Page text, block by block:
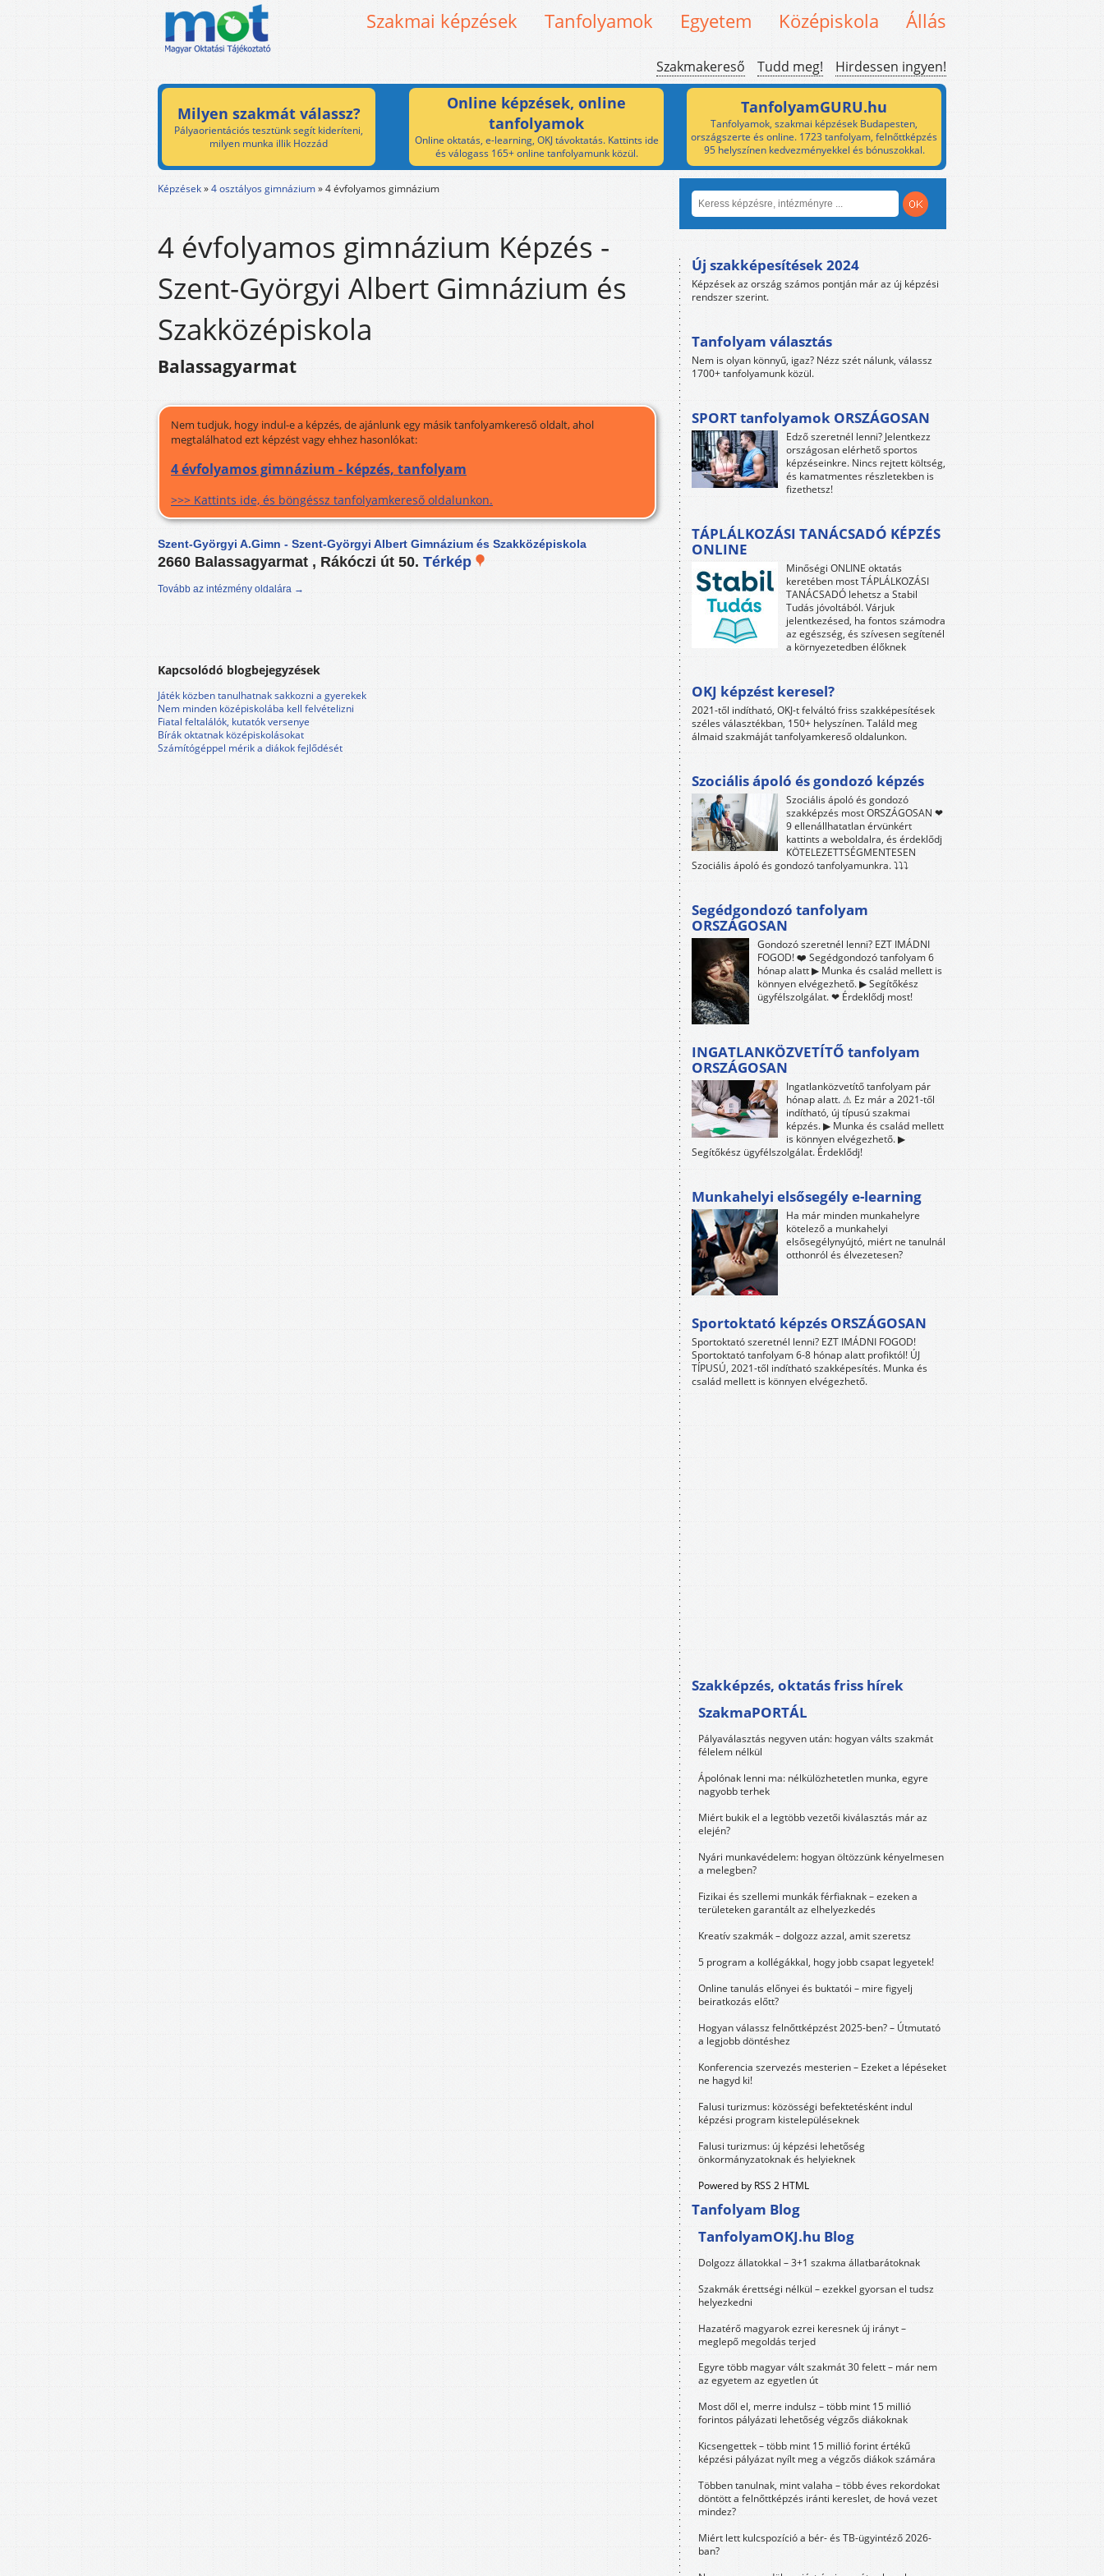
Szakmai képzések Tanfolyamok Egyetem Középiskola Állás
Szakmakereső Tudd meg! Hirdessen ingyen!
Milyen szakmát válassz?
Pályaorientációs tesztünk segít kideríteni,
milyen munka illik Hozzád
Online képzések, online
tanfolyamok
Online oktatás, e-learning, OKJ távoktatás. Kattints ide
és válogass 165+ online tanfolyamunk közül.
TanfolyamGURU.hu
Tanfolyamok, szakmai képzések Budapesten,
országszerte és online. 1723 tanfolyam, felnőttképzés
95 helyszínen kedvezményekkel és bónuszokkal.
Képzések»4 osztályos gimnázium»4 évfolyamos gimnázium
4 évfolyamos gimnázium Képzés -
Szent-Györgyi Albert Gimnázium és
Szakközépiskola
Balassagyarmat
Nem tudjuk, hogy indul-e a képzés, de ajánlunk egy másik tanfolyamkereső oldalt, ahol
megtalálhatod ezt képzést vagy ehhez hasonlókat:
4 évfolyamos gimnázium - képzés, tanfolyam
>>> Kattints ide, és böngéssz tanfolyamkereső oldalunkon.
Szent-Györgyi A.Gimn - Szent-Györgyi Albert Gimnázium és Szakközépiskola
2660 Balassagyarmat , Rákóczi út 50. Térkép
Tovább az intézmény oldalára →
Kapcsolódó blogbejegyzések
Játék közben tanulhatnak sakkozni a gyerekek
Nem minden középiskolába kell felvételizni
Fiatal feltalálók, kutatók versenye
Bírák oktatnak középiskolásokat
Számítógéppel mérik a diákok fejlődését
Új szakképesítések 2024
Képzések az ország számos pontján már az új képzési
rendszer szerint.
Tanfolyam választás
Nem is olyan könnyű, igaz? Nézz szét nálunk, válassz
1700+ tanfolyamunk közül.
SPORT tanfolyamok ORSZÁGOSAN
Edző szeretnél lenni? Jelentkezz
országosan elérhető sportos
képzéseinkre. Nincs rejtett költség,
és kamatmentes részletekben is
fizethetsz!
TÁPLÁLKOZÁSI TANÁCSADÓ KÉPZÉS
ONLINE
Minőségi ONLINE oktatás
keretében most TÁPLÁLKOZÁSI
TANÁCSADÓ lehetsz a Stabil
Tudás jóvoltából. Várjuk
jelentkezésed, ha fontos számodra
az egészség, és szívesen segítenél
a környezetedben élőknek
OKJ képzést keresel?
2021-től indítható, OKJ-t felváltó friss szakképesítések
széles választékban, 150+ helyszínen. Találd meg
álmaid szakmáját tanfolyamkereső oldalunkon.
Szociális ápoló és gondozó képzés
Szociális ápoló és gondozó
szakképzés most ORSZÁGOSAN ❤
9 ellenállhatatlan érvünkért
kattints a weboldalra, és érdeklődj
KÖTELEZETTSÉGMENTESEN
Szociális ápoló és gondozó tanfolyamunkra. ⤵⤵⤵
Segédgondozó tanfolyam
ORSZÁGOSAN
Gondozó szeretnél lenni? EZT IMÁDNI
FOGOD! ❤️ Segédgondozó tanfolyam 6
hónap alatt ▶ Munka és család mellett is
könnyen elvégezhető. ▶ Segítőkész
ügyfélszolgálat. ❤ Érdeklődj most!
INGATLANKÖZVETÍTŐ tanfolyam
ORSZÁGOSAN
Ingatlanközvetítő tanfolyam pár
hónap alatt. ⚠ Ez már a 2021-től
indítható, új típusú szakmai
képzés. ▶ Munka és család mellett
is könnyen elvégezhető. ▶
Segítőkész ügyfélszolgálat. Érdeklődj!
Munkahelyi elsősegély e-learning
Ha már minden munkahelyre
kötelező a munkahelyi
elsősegélynyújtó, miért ne tanulnál
otthonról és élvezetesen?
Sportoktató képzés ORSZÁGOSAN
Sportoktató szeretnél lenni? EZT IMÁDNI FOGOD!
Sportoktató tanfolyam 6-8 hónap alatt profiktól! ÚJ
TÍPUSÚ, 2021-től indítható szakképesítés. Munka és
család mellett is könnyen elvégezhető.
Szakképzés, oktatás friss hírek
SzakmaPORTÁL
Pályaválasztás negyven után: hogyan válts szakmát
félelem nélkül
Ápolónak lenni ma: nélkülözhetetlen munka, egyre
nagyobb terhek
Miért bukik el a legtöbb vezetői kiválasztás már az
elején?
Nyári munkavédelem: hogyan öltözzünk kényelmesen
a melegben?
Fizikai és szellemi munkák férfiaknak – ezeken a
területeken garantált az elhelyezkedés
Kreatív szakmák – dolgozz azzal, amit szeretsz
5 program a kollégákkal, hogy jobb csapat legyetek!
Online tanulás előnyei és buktatói – mire figyelj
beiratkozás előtt?
Hogyan válassz felnőttképzést 2025-ben? – Útmutató
a legjobb döntéshez
Konferencia szervezés mesterien – Ezeket a lépéseket
ne hagyd ki!
Falusi turizmus: közösségi befektetésként indul
képzési program kistelepüléseknek
Falusi turizmus: új képzési lehetőség
önkormányzatoknak és helyieknek
Powered by RSS 2 HTML
Tanfolyam Blog
TanfolyamOKJ.hu Blog
Dolgozz állatokkal – 3+1 szakma állatbarátoknak
Szakmák érettségi nélkül – ezekkel gyorsan el tudsz
helyezkedni
Hazatérő magyarok ezrei keresnek új irányt –
meglepő megoldás terjed
Egyre több magyar vált szakmát 30 felett – már nem
az egyetem az egyetlen út
Most dől el, merre indulsz – több mint 15 millió
forintos pályázati lehetőség végzős diákoknak
Kicsengettek – több mint 15 millió forint értékű
képzési pályázat nyílt meg a végzős diákok számára
Többen tanulnak, mint valaha – több éves rekordokat
döntött a felnőttképzés iránti kereslet, de hová vezet
mindez?
Miért lett kulcspozíció a bér- és TB-ügyintéző 2026-
ban?